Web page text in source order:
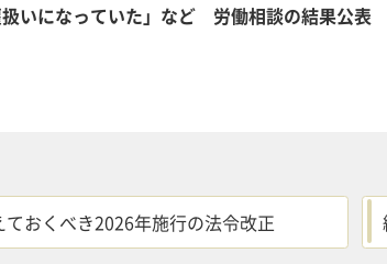
扱いになっていた」など 労働相談の結果公表
ておくべき2026年施行の法令改正